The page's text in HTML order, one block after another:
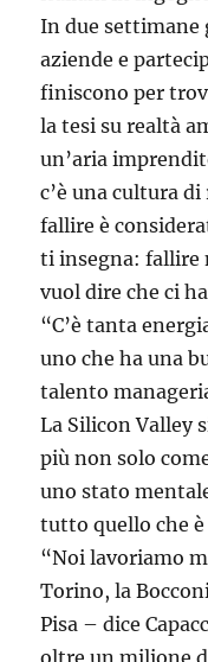
In due
aziende e
finiscono per
la tesi su realtà
un’aria
c’è una cultura
fallire è
ti insegna: fallire
vuol dire che ci
“C’è tanta
uno che ha una
talento
La Silicon Valley
più non solo
uno stato
tutto quello che
“Noi lavoriamo
Torino, la
Pisa – dice